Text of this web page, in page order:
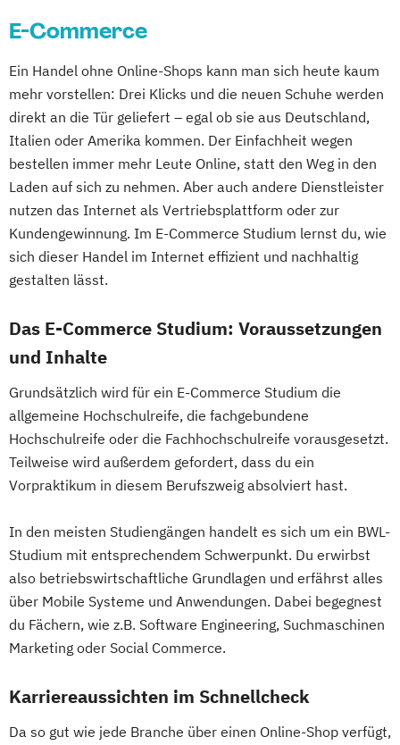
E-Commerce
Ein Handel ohne Online-Shops kann man sich heute kaum
mehr vorstellen: Drei Klicks und die neuen Schuhe werden
direkt an die Tür geliefert – egal ob sie aus Deutschland,
Italien oder Amerika kommen. Der Einfachheit wegen
bestellen immer mehr Leute Online, statt den Weg in den
Laden auf sich zu nehmen. Aber auch andere Dienstleister
nutzen das Internet als Vertriebsplattform oder zur
Kundengewinnung. Im E-Commerce Studium lernst du, wie
sich dieser Handel im Internet effizient und nachhaltig
gestalten lässt.
Das E-Commerce Studium: Voraussetzungen
und Inhalte
Grundsätzlich wird für ein E-Commerce Studium die
allgemeine Hochschulreife, die fachgebundene
Hochschulreife oder die Fachhochschulreife vorausgesetzt.
Teilweise wird außerdem gefordert, dass du ein
Vorpraktikum in diesem Berufszweig absolviert hast.
In den meisten Studiengängen handelt es sich um ein BWL-
Studium mit entsprechendem Schwerpunkt. Du erwirbst
also betriebswirtschaftliche Grundlagen und erfährst alles
über Mobile Systeme und Anwendungen. Dabei begegnest
du Fächern, wie z.B. Software Engineering, Suchmaschinen
Marketing oder Social Commerce.
Karriereaussichten im Schnellcheck
Da so gut wie jede Branche über einen Online-Shop verfügt,